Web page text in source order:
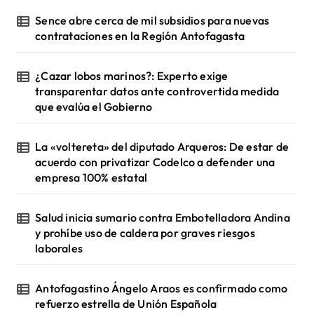
Sence abre cerca de mil subsidios para nuevas
contrataciones en la Región Antofagasta
¿Cazar lobos marinos?: Experto exige
transparentar datos ante controvertida medida
que evalúa el Gobierno
La «voltereta» del diputado Arqueros: De estar de
acuerdo con privatizar Codelco a defender una
empresa 100% estatal
Salud inicia sumario contra Embotelladora Andina
y prohíbe uso de caldera por graves riesgos
laborales
Antofagastino Ángelo Araos es confirmado como
refuerzo estrella de Unión Española